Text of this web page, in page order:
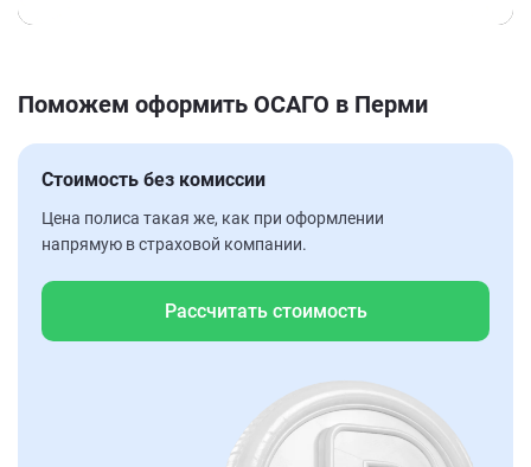
Поможем оформить ОСАГО в Перми
Стоимость без комиссии
Цена полиса такая же, как при оформлении
напрямую в страховой компании.
Рассчитать стоимость